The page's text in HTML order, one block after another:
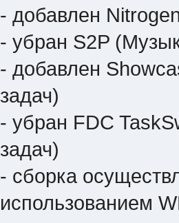
- добавлен
- убран S2P
- добавлен
задач)
- убран FDC
задач)
- сборка
использованием